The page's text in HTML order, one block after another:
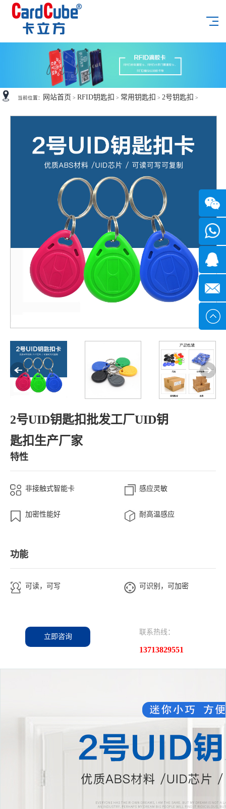
当前位置： 网站首页 > RFID钥匙扣 > 常用钥匙扣 > 2号钥匙扣 >
2号UID钥匙扣批发工厂UID钥
匙扣生产厂家
特性
非接触式智能卡 感应灵敏
加密性能好 耐高温感应
功能
可读，可写 可识别，可加密
立即咨询
联系热线：
13713829551
微信
7*24小
时